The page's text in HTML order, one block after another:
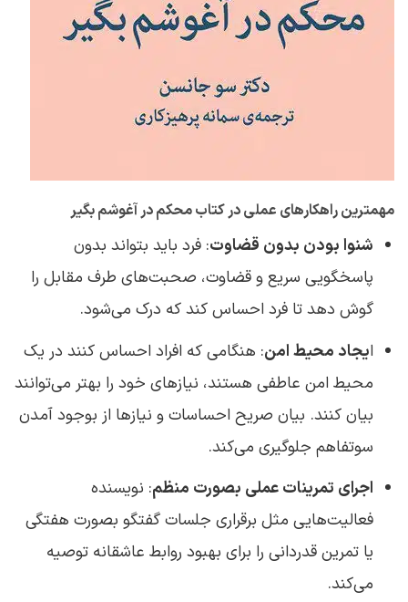
مهمترین راهکارهای عملی در کتاب محکم در آغوشم بگیر
شنوا بودن بدون قضاوت: فرد باید بتواند بدون
پاسخگویی سریع و قضاوت، صحبت‌های طرف مقابل را
گوش دهد تا فرد احساس کند که درک می‌شود.
ایجاد محیط امن: هنگامی که افراد احساس کنند در یک
محیط امن عاطفی هستند، نیازهای خود را بهتر می‌توانند
بیان کنند. بیان صریح احساسات و نیازها از بوجود آمدن
سوتفاهم جلوگیری می‌کند.
اجرای تمرینات عملی بصورت منظم: نویسنده
فعالیت‌هایی مثل برقراری جلسات گفتگو بصورت هفتگی
یا تمرین قدردانی را برای بهبود روابط عاشقانه توصیه
می‌کند.